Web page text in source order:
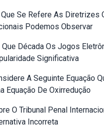
Se Refere As Diretrizes
Podemos Observar
Que Década Os Jogos
Significativa
A Seguinte Equação
Equação De Oxirredução
O Tribunal Penal
Incorreta